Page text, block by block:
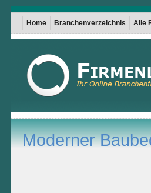
Home Branchenverzeichnis Alle
Moderner